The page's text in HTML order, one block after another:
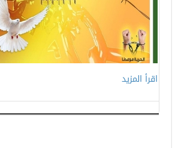
اقرأ المزيد